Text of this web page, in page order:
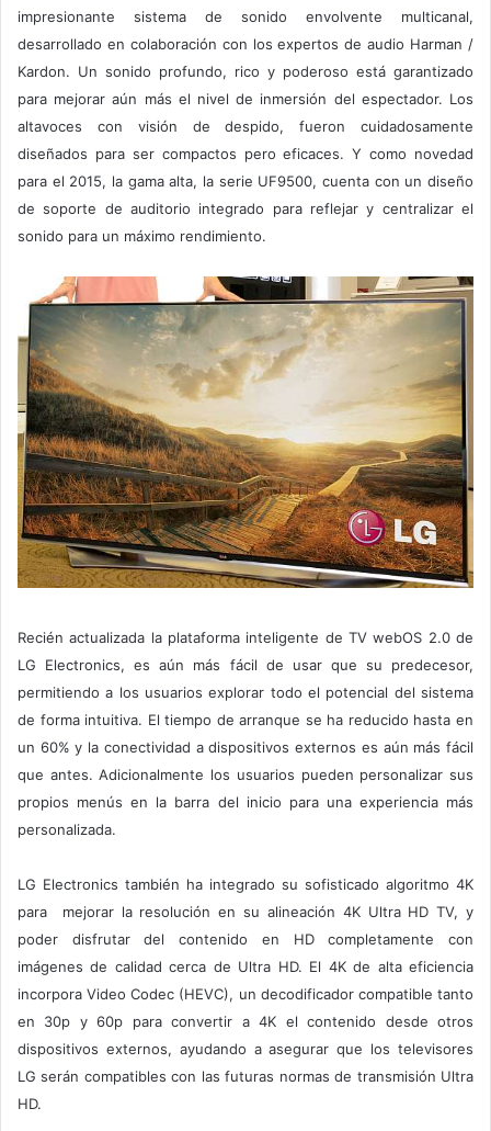
impresionante sistema de sonido envolvente multicanal,
desarrollado en colaboración con los expertos de audio Harman /
Kardon. Un sonido profundo, rico y poderoso está garantizado
para mejorar aún más el nivel de inmersión del espectador. Los
altavoces con visión de despido, fueron cuidadosamente
diseñados para ser compactos pero eficaces. Y como novedad
para el 2015, la gama alta, la serie UF9500, cuenta con un diseño
de soporte de auditorio integrado para reflejar y centralizar el
sonido para un máximo rendimiento.
Recién actualizada la plataforma inteligente de TV webOS 2.0 de
LG Electronics, es aún más fácil de usar que su predecesor,
permitiendo a los usuarios explorar todo el potencial del sistema
de forma intuitiva. El tiempo de arranque se ha reducido hasta en
un 60% y la conectividad a dispositivos externos es aún más fácil
que antes. Adicionalmente los usuarios pueden personalizar sus
propios menús en la barra del inicio para una experiencia más
personalizada.
LG Electronics también ha integrado su sofisticado algoritmo 4K
para mejorar la resolución en su alineación 4K Ultra HD TV, y
poder disfrutar del contenido en HD completamente con
imágenes de calidad cerca de Ultra HD. El 4K de alta eficiencia
incorpora Video Codec (HEVC), un decodificador compatible tanto
en 30p y 60p para convertir a 4K el contenido desde otros
dispositivos externos, ayudando a asegurar que los televisores
LG serán compatibles con las futuras normas de transmisión Ultra
HD.